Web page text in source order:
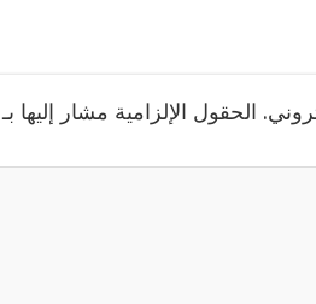
الحقول الإلزامية مشار إليها